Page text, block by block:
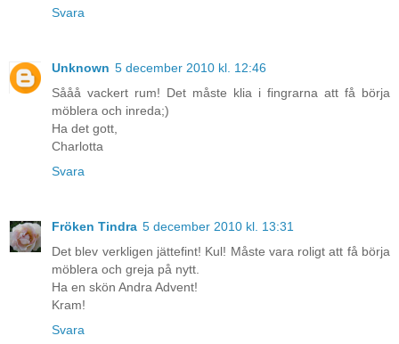
Svara
Unknown 5 december 2010 kl. 12:46
Sååå vackert rum! Det måste klia i fingrarna att få börja
möblera och inreda;)
Ha det gott,
Charlotta
Svara
Fröken Tindra 5 december 2010 kl. 13:31
Det blev verkligen jättefint! Kul! Måste vara roligt att få börja
möblera och greja på nytt.
Ha en skön Andra Advent!
Kram!
Svara